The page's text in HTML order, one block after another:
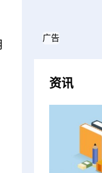
广告
资讯